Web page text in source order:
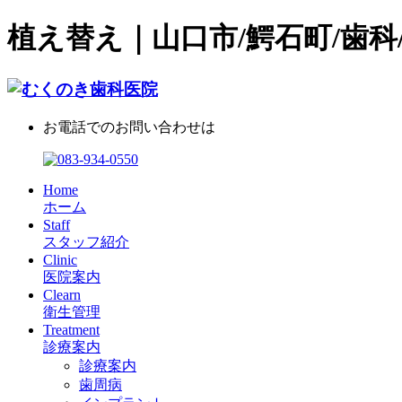
植え替え｜山口市/鰐石町/歯
お電話でのお問い合わせは
Home
ホーム
Staff
スタッフ紹介
Clinic
医院案内
Clearn
衛生管理
Treatment
診療案内
診療案内
歯周病